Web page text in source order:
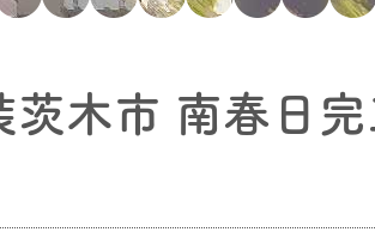
茨木市 南春日